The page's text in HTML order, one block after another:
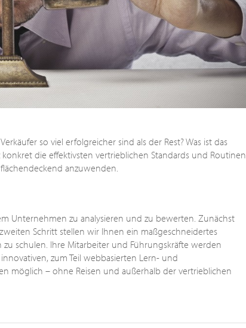
so viel erfolgreicher sind als der Rest? Was ist das
die effektivsten vertrieblichen Standards und Routinen
anzuwenden.
Unternehmen zu analysieren und zu bewerten. Zunächst
Schritt stellen wir Ihnen ein maßgeschneidertes
schulen. Ihre Mitarbeiter und Führungskräfte werden
zum Teil webbasierten Lern- und
möglich – ohne Reisen und außerhalb der vertrieblichen